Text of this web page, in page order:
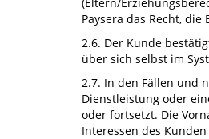
Paysera das Recht,
2.6. Der Kunde
über sich selbst im
2.7. In den Fällen und
Dienstleistung oder
oder fortsetzt. Die
Interessen des